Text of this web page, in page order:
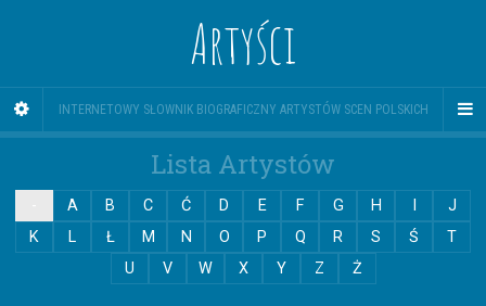
Artyści
INTERNETOWY SŁOWNIK BIOGRAFICZNY ARTYSTÓW SCEN POLSKICH
Lista Artystów
A B C Ć D E F G H
J
K
L Ł M N O P Q R S Ś
T
U
V W X Y Z Ż